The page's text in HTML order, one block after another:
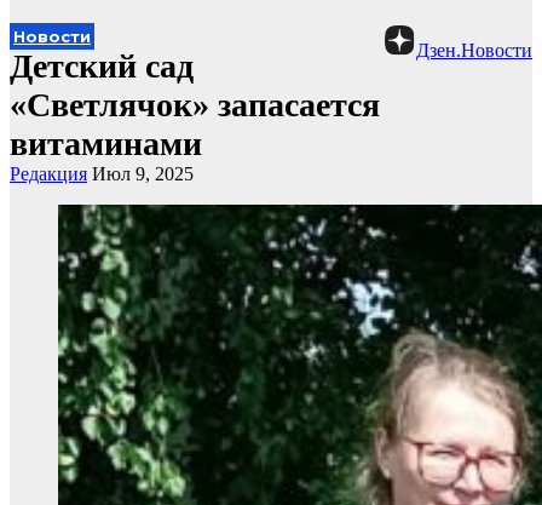
Дзен.Новости
Новости
Детский сад
«Светлячок» запасается
витаминами
Редакция Июл 9, 2025